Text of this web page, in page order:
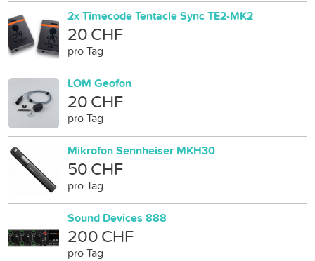
2x Timecode Tentacle Sync TE2-MK2
20 CHF
pro Tag
LOM Geofon
20 CHF
pro Tag
Mikrofon Sennheiser MKH30
50 CHF
pro Tag
Sound Devices 888
200 CHF
pro Tag